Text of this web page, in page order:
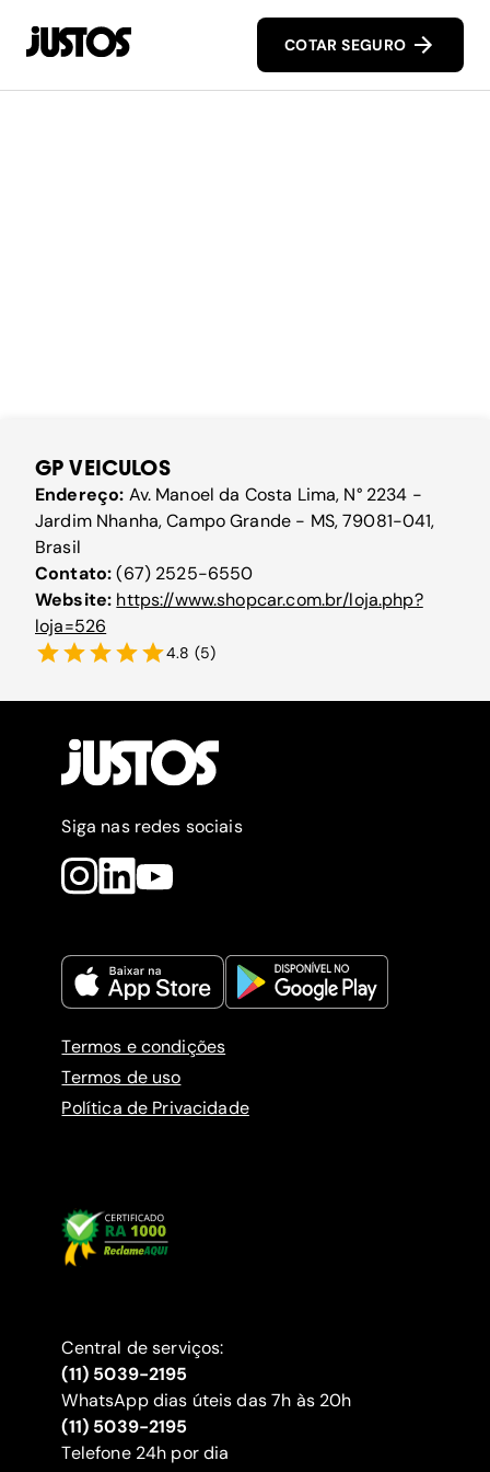
COTAR SEGURO
GP VEICULOS
Endereço: Av. Manoel da Costa Lima, N° 2234 -
Jardim Nhanha, Campo Grande - MS, 79081-041,
Brasil
Contato:(67) 2525-6550
Website: https://www.shopcar.com.br/loja.php?
loja=526
4.8 (5)
Siga nas redes sociais
Termos e condições
Termos de uso
Política de Privacidade
Central de serviços:
(11) 5039-2195
WhatsApp dias úteis das 7h às 20h
(11) 5039-2195
‍Telefone 24h por dia